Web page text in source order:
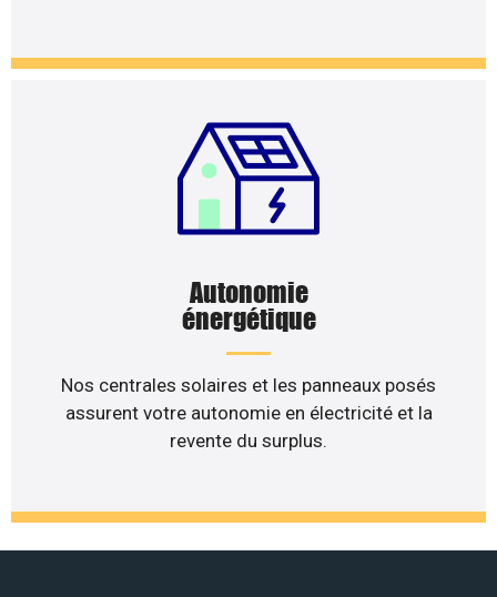
Autonomie
énergétique
Nos centrales solaires et les panneaux posés
assurent votre autonomie en électricité et la
revente du surplus.